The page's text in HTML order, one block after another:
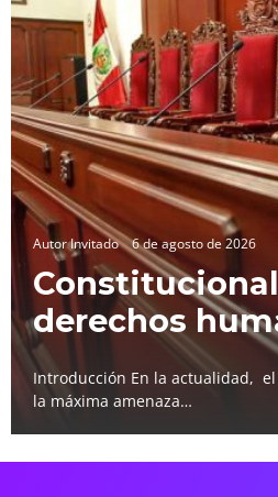
Autor Invitado 6 de agosto de 2026
derechos
Introducción En la actualidad,
la máxima amenaza…